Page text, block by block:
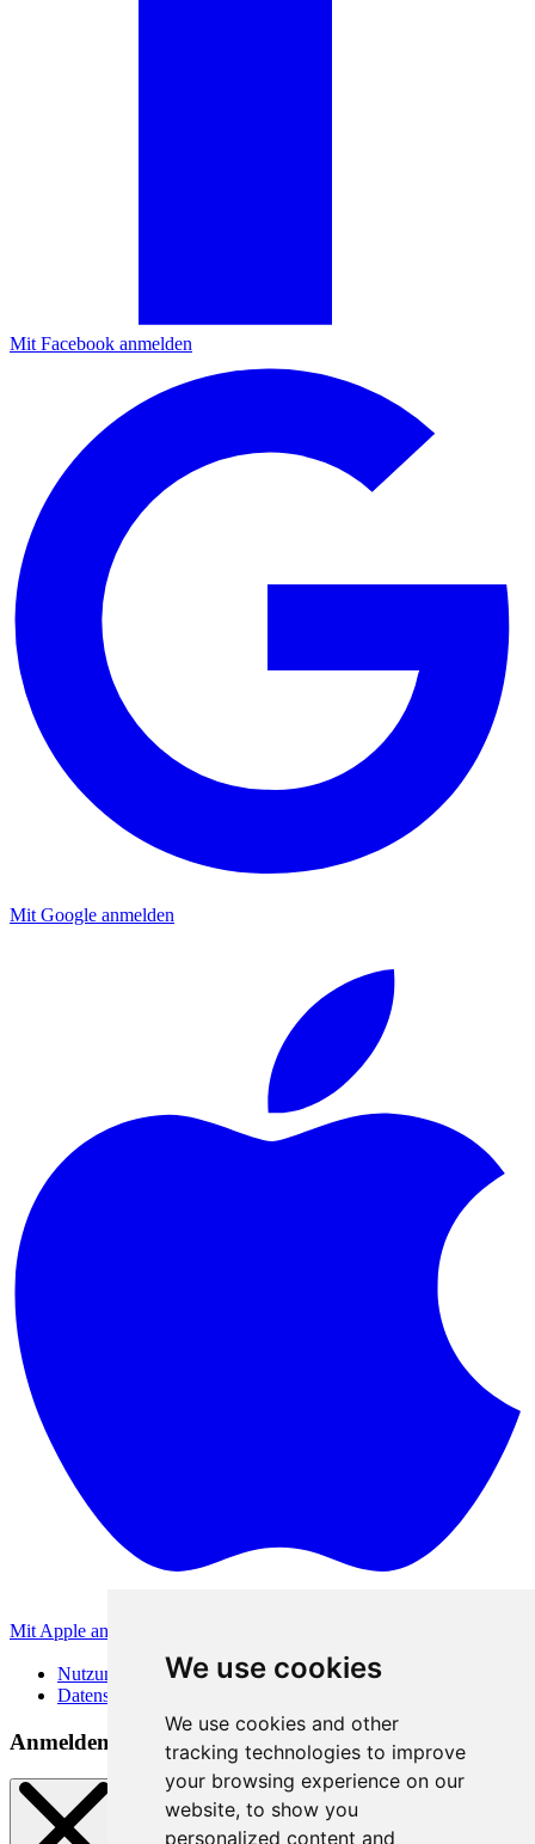
We use cookies
We use cookies and other
tracking technologies to improve
your browsing experience on our
website, to show you
personalized content and
Mit Facebook anmelden
Mit Google anmelden
Mit Apple anmelden
Nutzungsbedingungen
Datenschutzerklärung
Anmeldemethoden